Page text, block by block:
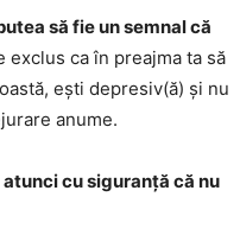
să fie un semnal că
exclus ca în preajma ta să
ești depresiv(ă) și nu
anume.
atunci cu siguranță că nu